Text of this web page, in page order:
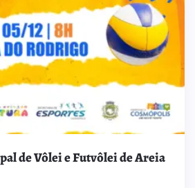
de Vôlei e Futvôlei de Areia